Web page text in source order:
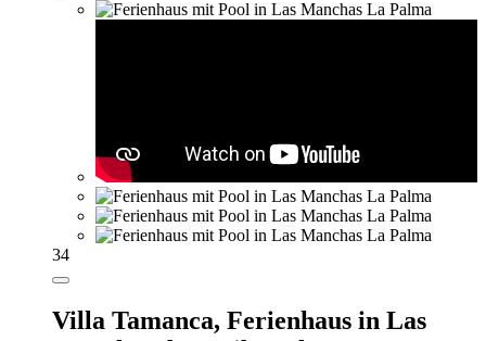
34
Villa Tamanca, Ferienhaus in Las